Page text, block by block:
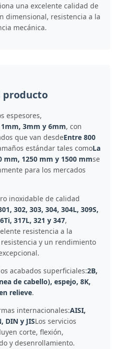
una excelente calidad de
dimensional, resistencia a la
mecánica.
producto
espesores,
3mm y 6mm, con
que van desdeEntre 800
estándar tales comoLa
mm, 1250 mm y 1500 mmse
para los mercados
inoxidable de calidad
302, 303, 304, 304L, 309S,
317L, 321 y 347,
resistencia a la
y un rendimiento
acabados superficiales:2B,
de cabello), espejo, 8K,
relieve.
internacionales:AISI,
DIN y JISLos servicios
corte, flexión,
y desenrollamiento.